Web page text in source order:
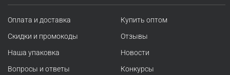
Оплата и доставка
Скидки и промокоды
Наша упаковка
Вопросы и ответы
Купить оптом
Отзывы
Новости
Конкурсы